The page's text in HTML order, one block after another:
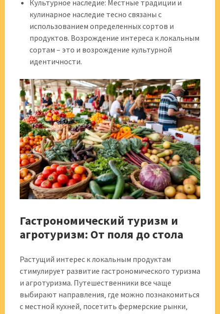
Культурное наследие: Местные традиции и
кулинарное наследие тесно связаны с
использованием определенных сортов и
продуктов. Возрождение интереса к локальным
сортам – это и возрождение культурной
идентичности.
Гастрономический туризм и
агротуризм: От поля до стола
Растущий интерес к локальным продуктам
стимулирует развитие гастрономического туризма
и агротуризма. Путешественники все чаще
выбирают направления‚ где можно познакомиться
с местной кухней‚ посетить фермерские рынки‚